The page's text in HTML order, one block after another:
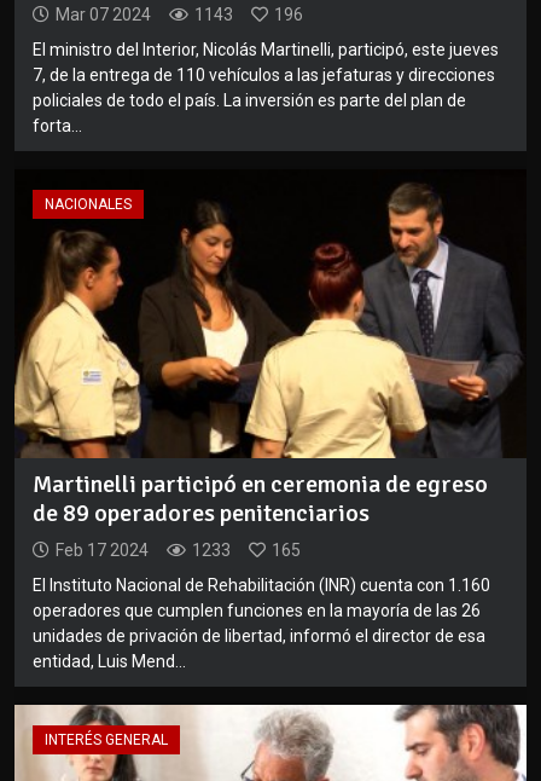
Mar 07 2024 1143
196
El ministro del Interior, Nicolás Martinelli, participó, este jueves
7, de la entrega de 110 vehículos a las jefaturas y direcciones
policiales de todo el país. La inversión es parte del plan de
forta...
NACIONALES
Martinelli participó en ceremonia de egreso
de 89 operadores penitenciarios
Feb 17 2024 1233
165
El Instituto Nacional de Rehabilitación (INR) cuenta con 1.160
operadores que cumplen funciones en la mayoría de las 26
unidades de privación de libertad, informó el director de esa
entidad, Luis Mend...
INTERÉS GENERAL